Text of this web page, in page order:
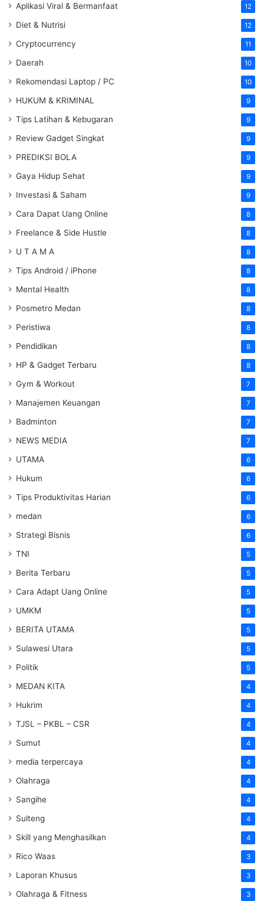
Aplikasi Viral & Bermanfaat 12
Diet & Nutrisi 12
Cryptocurrency 11
Daerah 10
Rekomendasi Laptop / PC 10
HUKUM & KRIMINAL 9
Tips Latihan & Kebugaran 9
Review Gadget Singkat 9
PREDIKSI BOLA 9
Gaya Hidup Sehat 9
Investasi & Saham 9
Cara Dapat Uang Online 8
Freelance & Side Hustle 8
U T A M A 8
Tips Android / iPhone 8
Mental Health 8
Posmetro Medan 8
Peristiwa 8
Pendidikan 8
HP & Gadget Terbaru 8
Gym & Workout 7
Manajemen Keuangan 7
Badminton 7
NEWS MEDIA 7
UTAMA 6
Hukum 6
Tips Produktivitas Harian 6
medan 6
Strategi Bisnis 6
TNI 5
Berita Terbaru 5
Cara Adapt Uang Online 5
UMKM 5
BERITA UTAMA 5
Sulawesi Utara 5
Politik 5
MEDAN KITA 4
Hukrim 4
TJSL – PKBL – CSR 4
Sumut 4
media terpercaya 4
Olahraga 4
Sangihe 4
Sulteng 4
Skill yang Menghasilkan 4
Rico Waas 3
Laporan Khusus 3
Olahraga & Fitness 3